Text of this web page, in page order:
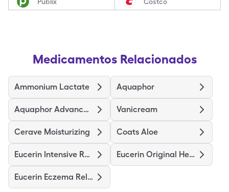
Medicamentos Relacionados
Ammonium Lactate Aquaphor
Aquaphor Advanced Therapy Vanicream
Cerave Moisturizing Coats Aloe
Eucerin Intensive Repair Eucerin Original Healing
Eucerin Eczema Relief